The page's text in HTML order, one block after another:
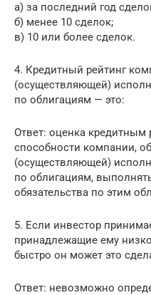
а) за последний год
б) менее 10 сделок;
в) 10 или более сделок.
4. Кредитный рейтинг
(осуществляющей)
по облигациям — это:
Ответ: оценка кредитным
способности компании,
(осуществляющей)
по облигациям,
обязательства по этим
5. Если инвестор
принадлежащие ему
быстро он может это
Ответ: невозможно